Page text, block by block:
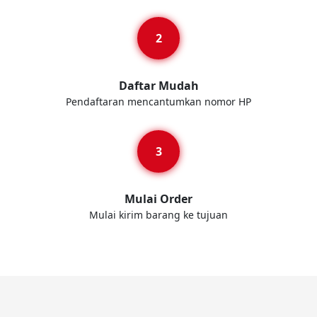
Daftar Mudah
Pendaftaran mencantumkan nomor HP
Mulai Order
Mulai kirim barang ke tujuan